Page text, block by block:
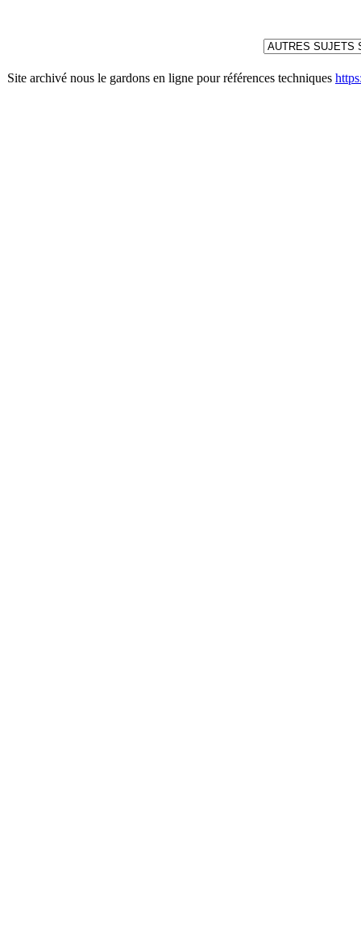
Site archivé nous le gardons en ligne pour références techniques